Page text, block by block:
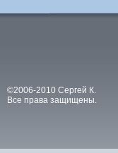
©2006-2010 Сергей К.
Все права защищены.